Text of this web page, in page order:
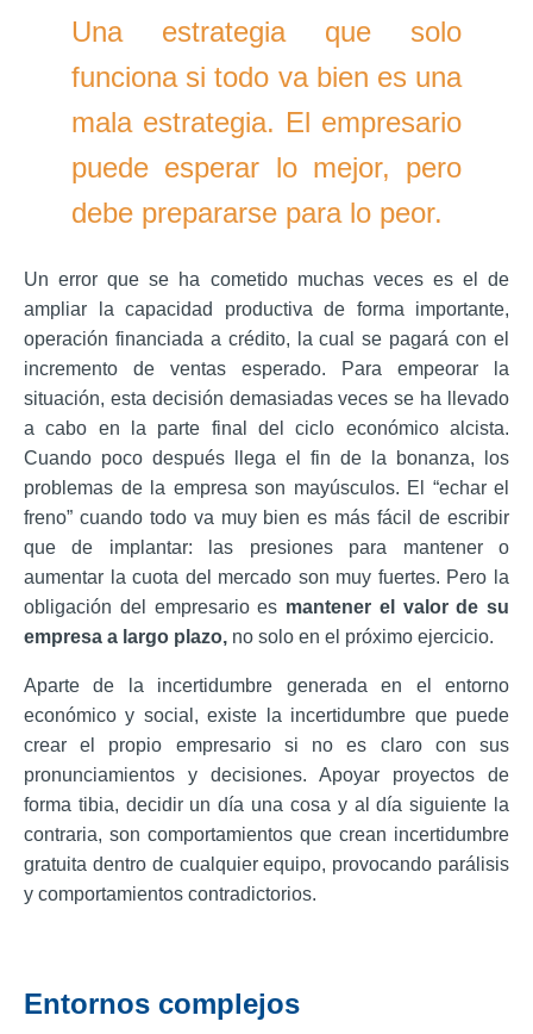
Una estrategia que solo
funciona si todo va bien es una
mala estrategia. El empresario
puede esperar lo mejor, pero
debe prepararse para lo peor.
Un error que se ha cometido muchas veces es el de
ampliar la capacidad productiva de forma importante,
operación financiada a crédito, la cual se pagará con el
incremento de ventas esperado. Para empeorar la
situación, esta decisión demasiadas veces se ha llevado
a cabo en la parte final del ciclo económico alcista.
Cuando poco después llega el fin de la bonanza, los
problemas de la empresa son mayúsculos. El “echar el
freno” cuando todo va muy bien es más fácil de escribir
que de implantar: las presiones para mantener o
aumentar la cuota del mercado son muy fuertes. Pero la
obligación del empresario es mantener el valor de su
empresa a largo plazo, no solo en el próximo ejercicio.
Aparte de la incertidumbre generada en el entorno
económico y social , existe la incertidumbre que puede
crear el propio empresario si no es claro con sus
pronunciamientos y decisiones.Apoyar proyectos de
forma tibia, decidir un día una cosa y al día siguiente la
contraria, son comportamientos que crean incertidumbre
gratuita dentro de cualquier equipo, provocando parálisis
y comportamientos contradictorios.
Entornos complejos